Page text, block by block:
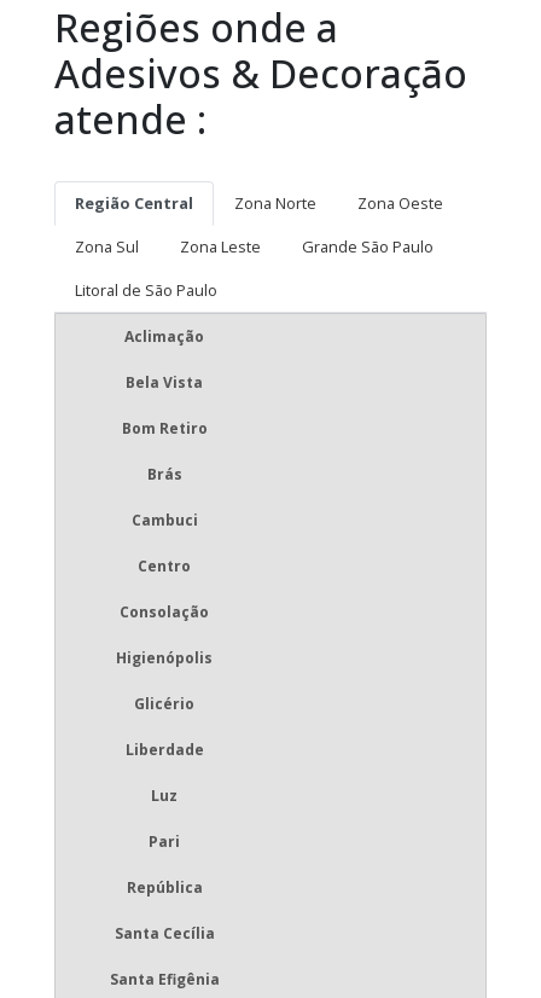
Regiões onde a
Adesivos & Decoração
atende :
Região Central Zona Norte
Zona Oeste
Zona Sul
Zona Leste
Grande São Paulo
Litoral de São Paulo
Aclimação
Bela Vista
Bom Retiro
Brás
Cambuci
Centro
Consolação
Higienópolis
Glicério
Liberdade
Luz
Pari
República
Santa Cecília
Santa Efigênia